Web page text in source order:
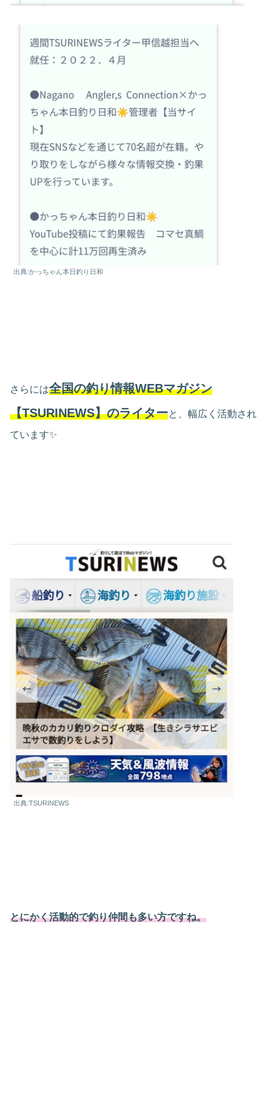
出典:かっちゃん本日釣り日和
さらには全国の釣り情報WEBマガジン
【TSURINEWS】のライターと、幅広く活動され
ています✨
出典:TSURINEWS
とにかく活動的で釣り仲間も多い方ですね。